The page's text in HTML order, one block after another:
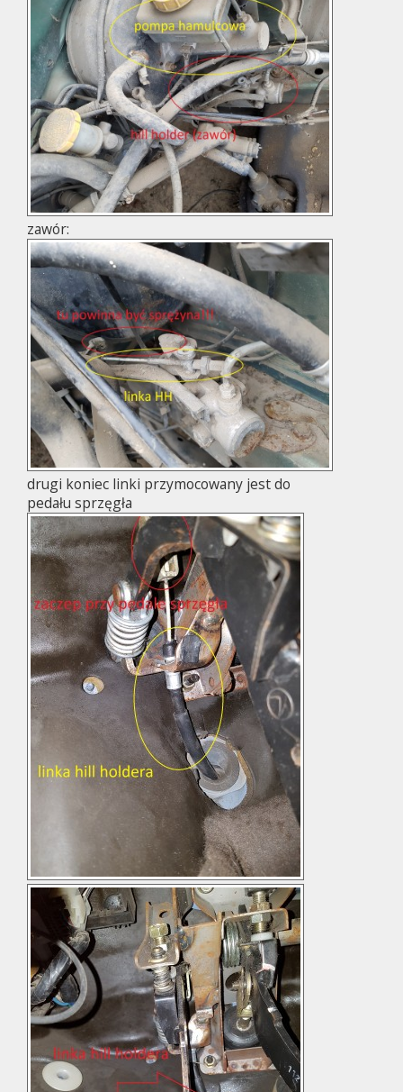
zawór:
drugi koniec linki przymocowany jest do
pedału sprzęgła